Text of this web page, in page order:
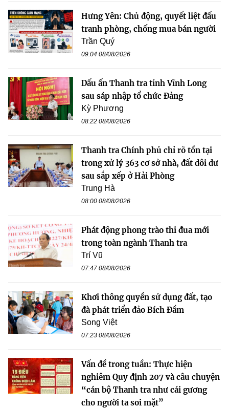
Hưng Yên: Chủ động, quyết liệt đấu
tranh phòng, chống mua bán người
Trần Quý
09:04 08/08/2026
Dấu ấn Thanh tra tỉnh Vĩnh Long
sau sáp nhập tổ chức Đảng
Kỳ Phương
08:22 08/08/2026
Thanh tra Chính phủ chỉ rõ tồn tại
trong xử lý 363 cơ sở nhà, đất dôi dư
sau sắp xếp ở Hải Phòng
Trung Hà
08:00 08/08/2026
Phát động phong trào thi đua mới
trong toàn ngành Thanh tra
Trí Vũ
07:47 08/08/2026
Khơi thông quyền sử dụng đất, tạo
đà phát triển đảo Bích Đầm
Song Việt
07:23 08/08/2026
Vấn đề trong tuần: Thực hiện
nghiêm Quy định 207 và câu chuyện
“cán bộ Thanh tra như cái gương
cho người ta soi mặt”